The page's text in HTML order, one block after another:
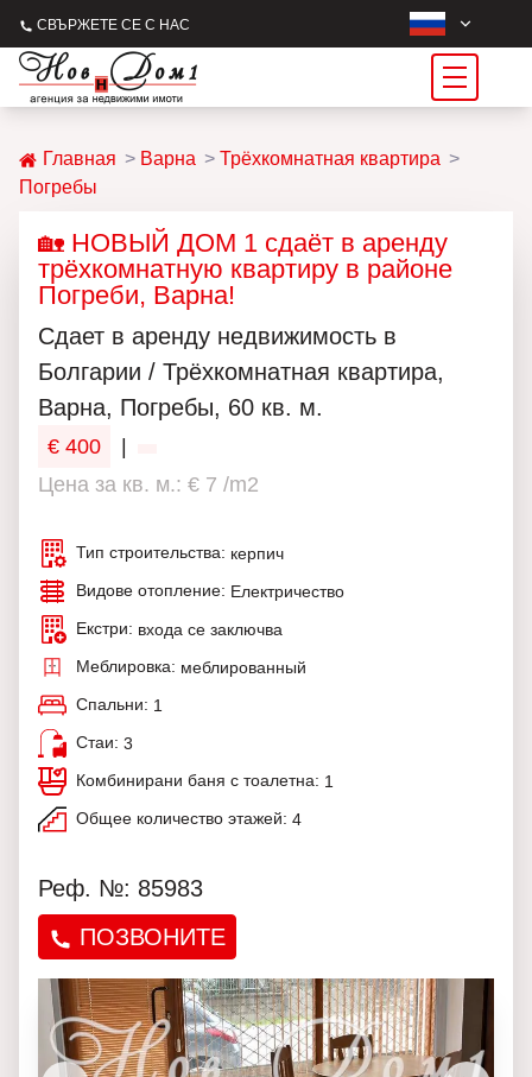
СВЪРЖЕТЕ СЕ С НАС
Главная Варна
Трёхкомнатная квартира
Погребы
🏡 НОВЫЙ ДОМ 1 сдаёт в аренду
трёхкомнатную квартиру в районе
Погреби, Варна!
Сдает в аренду недвижимость в
Болгарии / Трёхкомнатная квартира,
Варна, Погребы, 60 кв. м.
€ 400
Цена за кв. м.: € 7 /m2
Тип строительства: керпич
Видове отопление: Електричество
Екстри: входа се заключва
Меблировка: меблированный
Спальни: 1
Стаи: 3
Комбинирани баня с тоалетна: 1
Общее количество этажей: 4
Реф. №: 85983
ПОЗВОНИТЕ